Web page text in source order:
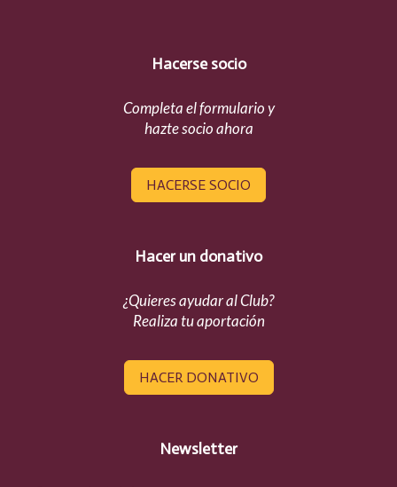
Hacerse socio
Completa el formulario y
hazte socio ahora
HACERSE SOCIO
Hacer un donativo
¿Quieres ayudar al Club?
Realiza tu aportación
HACER DONATIVO
Newsletter